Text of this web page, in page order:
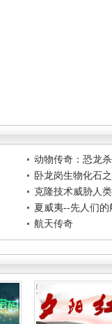
动物传奇：恐龙
卧龙岗生物化石
克隆技术威胁人
夏威夷--先人们的
航天传奇